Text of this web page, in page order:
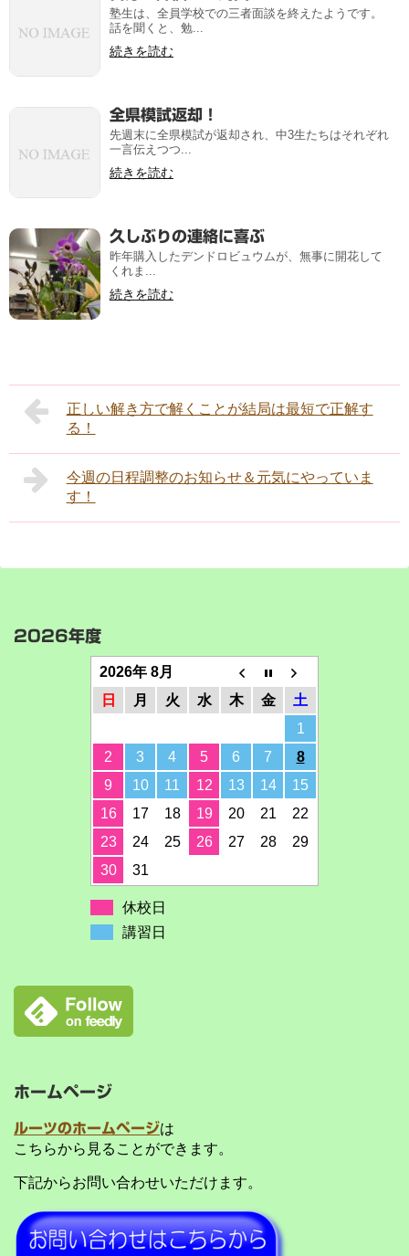
塾生は、全員学校での三者面談を終えたようです。
話を聞くと、勉...
続きを読む
全県模試返却！
先週末に全県模試が返却され、中3生たちはそれぞれ
一言伝えつつ...
続きを読む
久しぶりの連絡に喜ぶ
昨年購入したデンドロビュウムが、無事に開花して
くれま...
続きを読む
正しい解き方で解くことが結局は最短で正解す
る！
今週の日程調整のお知らせ＆元気にやっていま
す！
2026年度
2026年 8月
日
月 火 水 木 金
土
1
2
3 4 5 6 7
8
9
10 11 12 13 14
15
16
17 18 19 20 21
22
23
24 25 26 27 28
29
30
31
休校日
講習日
ホームページ
ルーツのホームページは
こちらから見ることができます。
下記からお問い合わせいただけます。